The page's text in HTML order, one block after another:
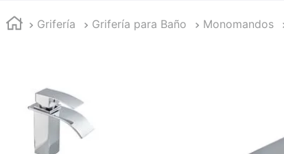
Grifería Grifería para Baño Monomandos